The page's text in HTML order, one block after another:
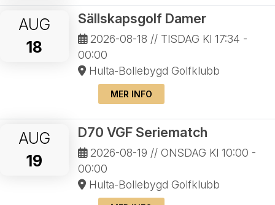
AUG
18
Sällskapsgolf Damer
2026-08-18 // TISDAG Kl 17:34 -
00:00
Hulta-Bollebygd Golfklubb
MER INFO
AUG
19
D70 VGF Seriematch
2026-08-19 // ONSDAG Kl 10:00 -
00:00
Hulta-Bollebygd Golfklubb